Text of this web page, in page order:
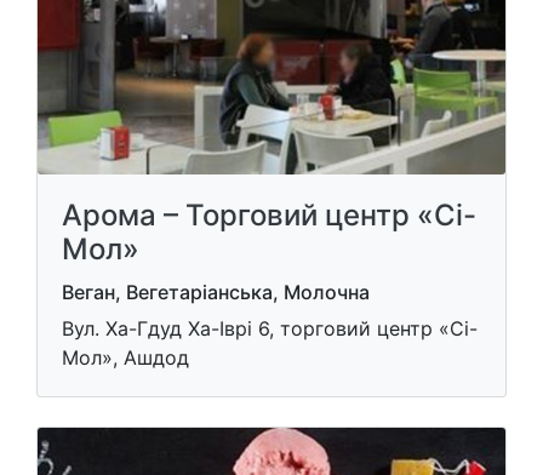
Арома – Торговий центр «Сі-
Мол»
Веган, Вегетаріанська, Молочна
Вул. Ха-Гдуд Ха-Іврі 6, торговий центр «Сі-
Мол», Ашдод